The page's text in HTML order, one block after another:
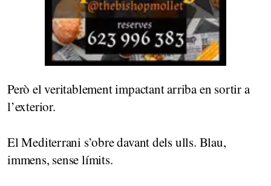
Però el veritablement impactant arriba en sortir a
l’exterior.
El Mediterrani s’obre davant dels ulls. Blau,
immens, sense límits.